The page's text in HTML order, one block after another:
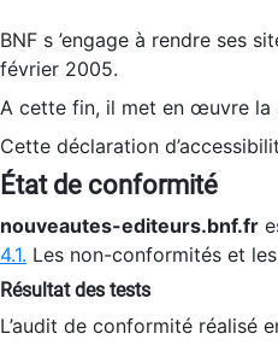
BNF s ’engage à rendre ses
février 2005.
A cette fin, il met en œuvre
Cette déclaration
État de conformité
nouveautes-editeurs.bnf.fr
4.1. Les non-conformités et
Résultat des tests
L’audit de conformité réalisé